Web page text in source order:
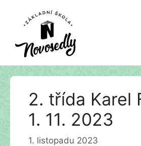
Přeskočit
2. třída Karel
1. 11. 2023
1. listopadu 2023